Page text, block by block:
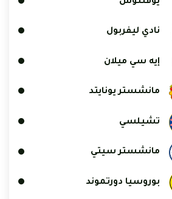
نادي ليفربول
إيه سي ميلان
مانشستر يونايتد
تشيلسي
مانشستر سيتي
بوروسيا دورتموند